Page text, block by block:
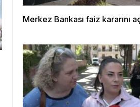
Merkez Bankası faiz kararını